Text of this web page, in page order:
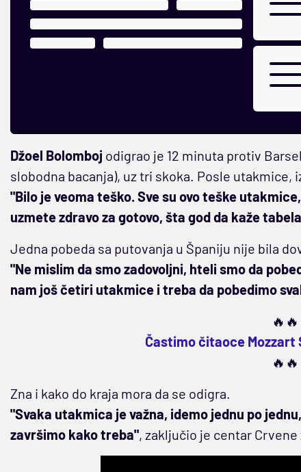
Džoel Bolomboj odigrao je 12 minuta protiv
slobodna bacanja), uz tri skoka. Posle utakmice,
"Bilo je veoma teško. Sve su ovo teške
uzmete zdravo za gotovo, šta god da kaže
Jedna pobeda sa putovanja u Španiju nije bila
"Ne mislim da smo zadovoljni, hteli smo da
nam još četiri utakmice i treba da pobedimo
Častimo čitaoce Mozzart
Zna i kako do kraja mora da se odigra.
"Svaka utakmica je važna, idemo jednu po
završimo kako treba", zaključio je centar Crvene